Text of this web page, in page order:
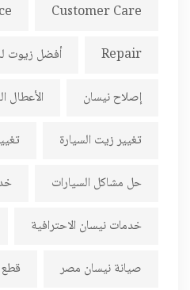
Customer Care
Repair
أفضل زيوت
إصلاح نيسان
الأعطال
تغيير زيت السيارة
حل مشاكل السيارات
خدمات نيسان الاحترافية
صيانة نيسان مصر
قطع